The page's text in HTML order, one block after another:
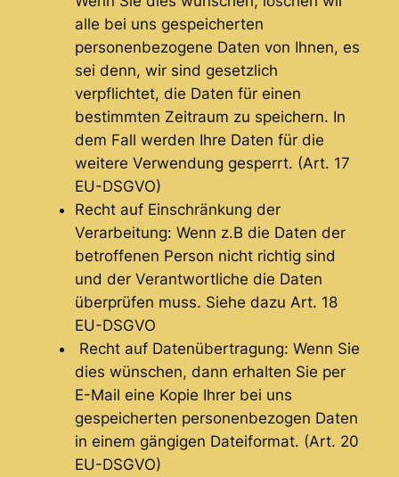
alle bei uns gespeicherten
personenbezogene Daten von Ihnen, es
sei denn, wir sind gesetzlich
verpflichtet, die Daten für einen
bestimmten Zeitraum zu speichern. In
dem Fall werden Ihre Daten für die
weitere Verwendung gesperrt. (Art. 17
EU-DSGVO)
Recht auf Einschränkung der
Verarbeitung: Wenn z.B die Daten der
betroffenen Person nicht richtig sind
und der Verantwortliche die Daten
überprüfen muss. Siehe dazu Art. 18
EU-DSGVO
Recht auf Datenübertragung: Wenn Sie
dies wünschen, dann erhalten Sie per
E-Mail eine Kopie Ihrer bei uns
gespeicherten personenbezogen Daten
in einem gängigen Dateiformat. (Art. 20
EU-DSGVO)